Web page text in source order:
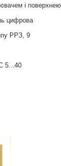
і
цифрова
РРЗ, 9
5...40